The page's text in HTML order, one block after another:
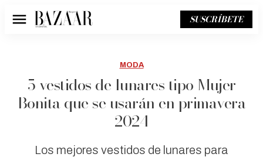
Menú SUSCRÍBETE
MODA
5 vestidos de lunares tipo Mujer
Bonita que se usarán en primavera
2024
Los mejores vestidos de lunares para